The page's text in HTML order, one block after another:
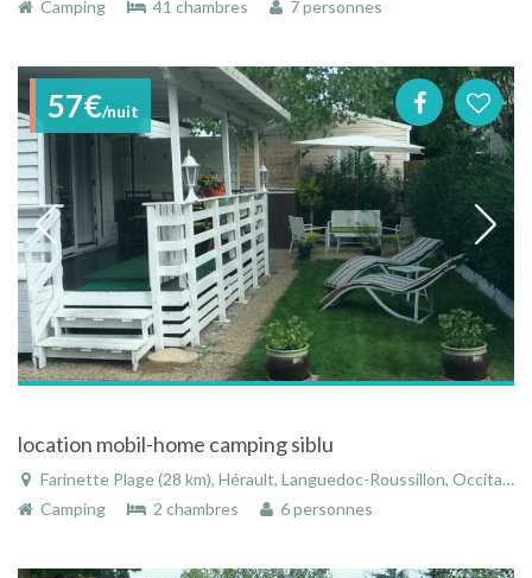
Camping
41 chambres 7 personnes
57€/nuit
location mobil-home camping siblu
Farinette Plage (28 km), Hérault, Languedoc-Roussillon, Occitanie, France
Camping
2 chambres 6 personnes